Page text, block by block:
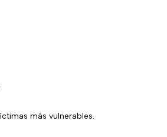
más vulnerables.